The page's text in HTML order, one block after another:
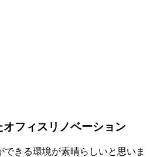
フィスリノベーション
きる環境が素晴らしいと思いま